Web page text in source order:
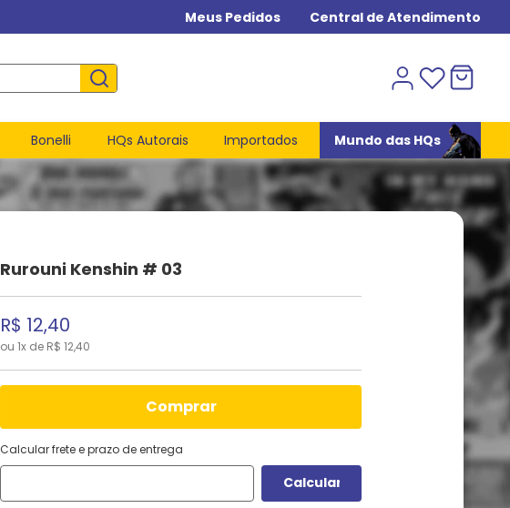
Meus Pedidos Central de Atendimento
Bonelli HQs Autorais Importados Mundo das HQs
Rurouni Kenshin # 03
R$ 12,40
ou 1x de R$ 12,40
comprar
Calcular frete e prazo de entrega